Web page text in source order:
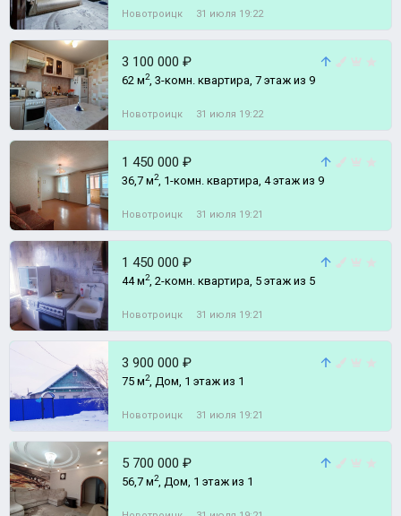
Новотроицк 31 июля 19:22
3 100 000 ₽
62 м2, 3-комн. квартира, 7 этаж из 9
Новотроицк 31 июля 19:22
1 450 000 ₽
36,7 м2, 1-комн. квартира, 4 этаж из 9
Новотроицк 31 июля 19:21
1 450 000 ₽
44 м2, 2-комн. квартира, 5 этаж из 5
Новотроицк 31 июля 19:21
3 900 000 ₽
75 м2, Дом, 1 этаж из 1
Новотроицк 31 июля 19:21
5 700 000 ₽
56,7 м2, Дом, 1 этаж из 1